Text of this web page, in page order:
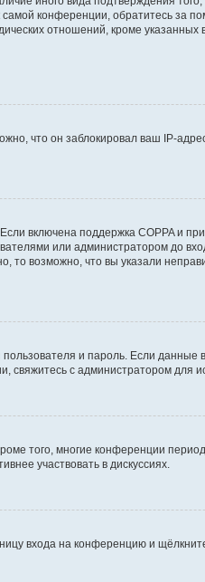
конференции, обратитесь за
отношений, кроме указанных
что он заблокировал ваш IP-
включена поддержка COPPA и
или администратором до
возможно, что вы указали
и пароль. Если
свяжитесь с администратором для
того, многие конференции
участвовать в дискуссиях.
входа на конференцию и